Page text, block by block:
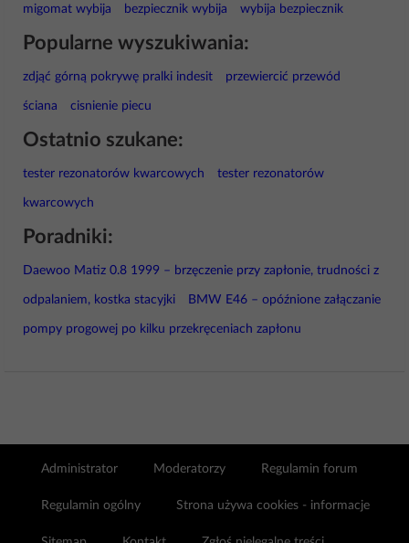
migomat wybija bezpiecznik wybija wybija bezpiecznik
Popularne wyszukiwania:
zdjąć górną pokrywę pralki indesit przewiercić przewód
ściana cisnienie piecu
Ostatnio szukane:
tester rezonatorów kwarcowych tester rezonatorów
kwarcowych
Poradniki:
Daewoo Matiz 0.8 1999 – brzęczenie przy zapłonie, trudności z
odpalaniem, kostka stacyjki BMW E46 – opóźnione załączanie
pompy progowej po kilku przekręceniach zapłonu
Administrator Moderatorzy Regulamin forum
Regulamin ogólny Strona używa cookies - informacje